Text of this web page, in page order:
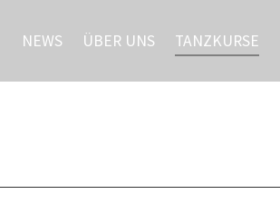
NEWS ÜBER UNS TANZKURSE